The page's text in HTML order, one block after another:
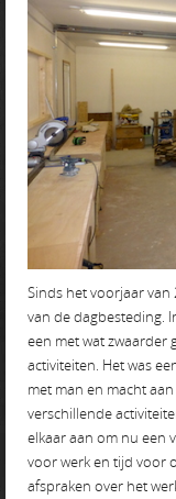
Sinds het voorjaar van
van de dagbesteding.
een met wat zwaarder
activiteiten. Het was
met man en macht
verschillende
elkaar aan om nu een
voor werk en tijd voor
afspraken over het